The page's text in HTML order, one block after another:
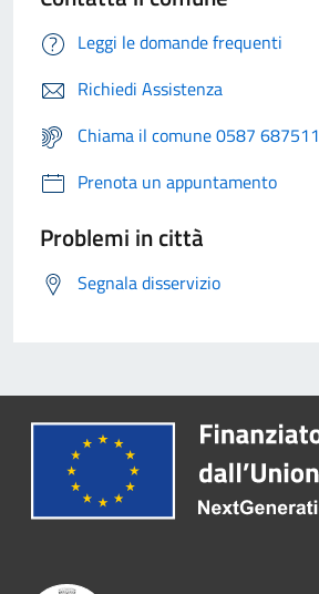
Leggi le domande frequenti
Richiedi Assistenza
Chiama il comune 0587 687511
Prenota un appuntamento
Problemi in città
Segnala disservizio